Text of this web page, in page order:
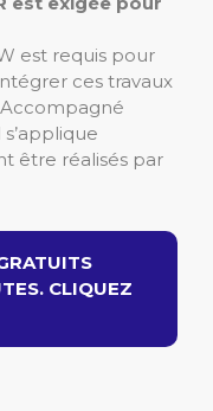
est requis pour
ces travaux
Accompagné
être réalisés par
CLIQUEZ